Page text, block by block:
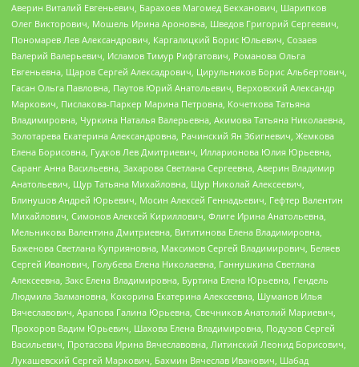
Аверин Виталий Евгеньевич, Барахоев Магомед Бекханович, Шарипков
Олег Викторович, Мошель Ирина Ароновна, Шведов Григорий Сергеевич,
Пономарев Лев Александрович, Каргалицкий Борис Юльевич, Созаев
Валерий Валерьевич, Исламов Тимур Рифгатович, Романова Ольга
Евгеньевна, Щаров Сергей Алексадрович, Цирульников Борис Альбертович,
Гасан Ольга Павловна, Паутов Юрий Анатольевич, Верховский Александр
Маркович, Пислакова-Паркер Марина Петровна, Кочеткова Татьяна
Владимировна, Чуркина Наталья Валерьевна, Акимова Татьяна Николаевна,
Золотарева Екатерина Александровна, Рачинский Ян Збигневич, Жемкова
Елена Борисовна, Гудков Лев Дмитриевич, Илларионова Юлия Юрьевна,
Саранг Анна Васильевна, Захарова Светлана Сергеевна, Аверин Владимир
Анатольевич, Щур Татьяна Михайловна, Щур Николай Алексеевич,
Блинушов Андрей Юрьевич, Мосин Алексей Геннадьевич, Гефтер Валентин
Михайлович, Симонов Алексей Кириллович, Флиге Ирина Анатольевна,
Мельникова Валентина Дмитриевна, Вититинова Елена Владимировна,
Баженова Светлана Куприяновна, Максимов Сергей Владимирович, Беляев
Сергей Иванович, Голубева Елена Николаевна, Ганнушкина Светлана
Алексеевна, Закс Елена Владимировна, Буртина Елена Юрьевна, Гендель
Людмила Залмановна, Кокорина Екатерина Алексеевна, Шуманов Илья
Вячеславович, Арапова Галина Юрьевна, Свечников Анатолий Мариевич,
Прохоров Вадим Юрьевич, Шахова Елена Владимировна, Подузов Сергей
Васильевич, Протасова Ирина Вячеславовна, Литинский Леонид Борисович,
Лукашевский Сергей Маркович, Бахмин Вячеслав Иванович, Шабад